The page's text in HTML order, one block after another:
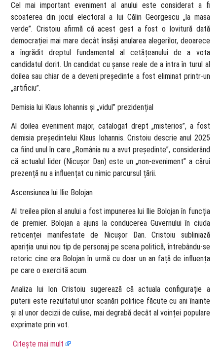
Cel mai important eveniment al anului este considerat a fi
scoaterea din jocul electoral a lui Călin Georgescu „la masa
verde”. Cristoiu afirmă că acest gest a fost o lovitură dată
democrației mai mare decât însăși anularea alegerilor, deoarece
a îngrădit dreptul fundamental al cetățeanului de a vota
candidatul dorit. Un candidat cu șanse reale de a intra în turul al
doilea sau chiar de a deveni președinte a fost eliminat printr-un
„artificiu”.
Demisia lui Klaus Iohannis și „vidul” prezidențial
Al doilea eveniment major, catalogat drept „misterios”, a fost
demisia președintelui Klaus Iohannis. Cristoiu descrie anul 2025
ca fiind unul în care „România nu a avut președinte”, considerând
că actualul lider (Nicușor Dan) este un „non-eveniment” a cărui
prezență nu a influențat cu nimic parcursul țării.
Ascensiunea lui Ilie Bolojan
Al treilea pilon al anului a fost impunerea lui Ilie Bolojan în funcția
de premier. Bolojan a ajuns la conducerea Guvernului în ciuda
reticenței manifestate de Nicușor Dan. Cristoiu subliniază
apariția unui nou tip de personaj pe scena politică, întrebându-se
retoric cine era Bolojan în urmă cu doar un an față de influența
pe care o exercită acum.
Analiza lui Ion Cristoiu sugerează că actuala configurație a
puterii este rezultatul unor scanări politice făcute cu ani înainte
și al unor decizii de culise, mai degrabă decât al voinței populare
exprimate prin vot.
Citește mai mult